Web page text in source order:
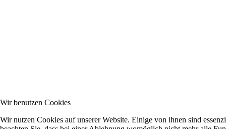
Wir benutzen Cookies
Wir nutzen Cookies auf unserer Website. Einige von ihnen sind